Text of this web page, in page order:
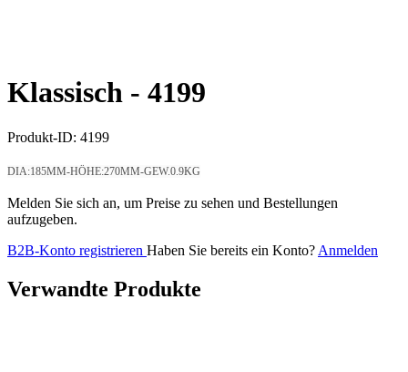
Klassisch - 4199
Produkt-ID: 4199
DIA:185MM-HÖHE:270MM-GEW.0.9KG
Melden Sie sich an, um Preise zu sehen und Bestellungen
aufzugeben.
B2B-Konto registrieren Haben Sie bereits ein Konto? Anmelden
Verwandte Produkte